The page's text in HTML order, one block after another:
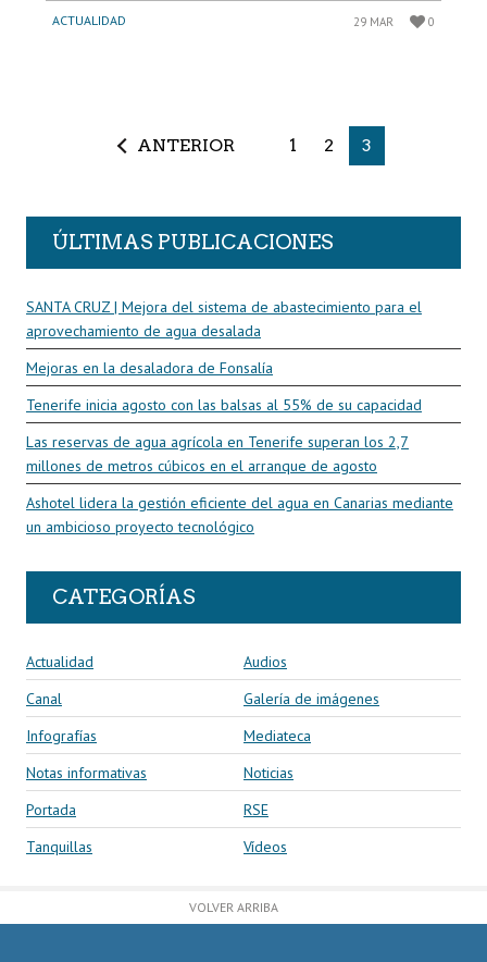
ACTUALIDAD 29 MAR 0
ANTERIOR 1 2 3
ÚLTIMAS PUBLICACIONES
SANTA CRUZ | Mejora del sistema de abastecimiento para el
aprovechamiento de agua desalada
Mejoras en la desaladora de Fonsalía
Tenerife inicia agosto con las balsas al 55% de su capacidad
Las reservas de agua agrícola en Tenerife superan los 2,7
millones de metros cúbicos en el arranque de agosto
Ashotel lidera la gestión eficiente del agua en Canarias mediante
un ambicioso proyecto tecnológico
CATEGORÍAS
Actualidad
Audios
Canal
Galería de imágenes
Infografías
Mediateca
Notas informativas
Noticias
Portada
RSE
Tanquillas
Vídeos
VOLVER ARRIBA